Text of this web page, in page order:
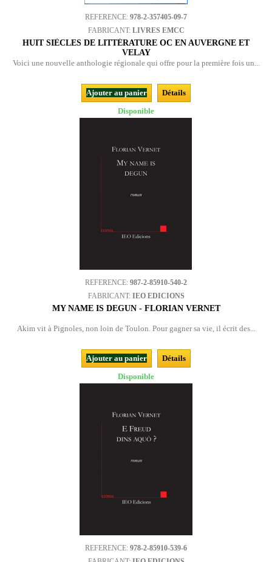
REFERENCE: 978-2-357405-09-7
FABRICANT: LIVRES EMCC
HUIT SIÈCLES DE LITTÉRATURE OC EN AUVERGNE ET
VELAY
Voici une nouvelle anthologie régionale qui offre pour la première fois un...
Ajouter au panier
Détails
Disponible
REFERENCE: 987-2-85910-540-2
FABRICANT: IEO EDICIONS
MY NAME IS DEGUN - FLORIAN VERNET
Akim vit à Pignoles, non loin de Toulon. Pour gagner sa vie, il écrit des...
Ajouter au panier
Détails
Disponible
REFERENCE: 978-2-85910-539-6